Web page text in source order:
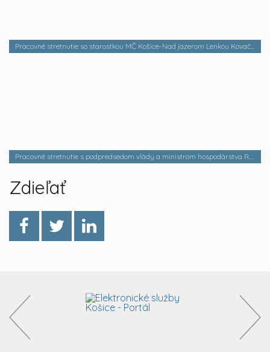
Pracovné stretnutie so starostkou MČ Košice-Nad jazerom Lenkou Kovačevičovou
Pracovné stretnutie s podpredsedom vlády a ministrom hospodárstva R. Sulíkom
Zdieľať